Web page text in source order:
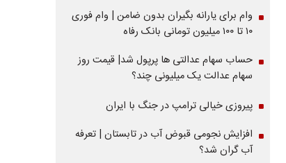
وام برای یارانه بگیران بدون ضامن | وام فوری
۱۰ تا ۱۰۰ میلیون تومانی بانک رفاه
حساب سهام عدالتی ها پرپول شد| قیمت روز
سهام عدالت یک میلیونی چند؟
پیروزی خیالی ترامپ در جنگ با ایران
افزایش نجومی قبوض آب در تابستان | تعرفه
آب گران شد؟